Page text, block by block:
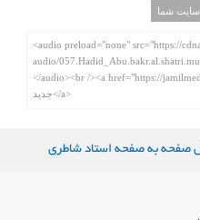
سایت شما
صفحه به صفحه استاد شاطری